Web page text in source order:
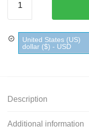
Nuit Les 2
Marmottes
quantity
United States (US)
dollar ($) - USD
Description
Additional information